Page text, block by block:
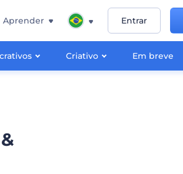
Criativo Em breve
Aprender Entrar